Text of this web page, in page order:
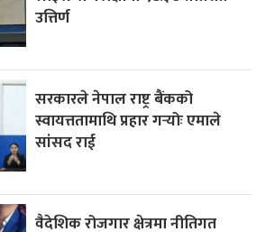
उत्तिर्ण
सरकारले नेपाल राष्ट्र बैंकको
स्वायत्ततामाथि प्रहार गर्‍योः एमाले
सांसद राई
वैदेशिक रोजगार क्षेत्रमा नीतिगत